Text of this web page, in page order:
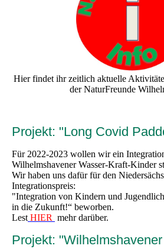
Hier findet ihr zeitlich aktuelle
der NaturFreunde
Projekt: "Long Covid
Für 2022-2023 wollen wir ein
Wilhelmshavener Wasser-Kraft-Kinder
Wir haben uns dafür für den
Integrationspreis:
"Integration von Kindern und
in die Zukunft!“ beworben.
Lest HIER mehr darüber.
Projekt: